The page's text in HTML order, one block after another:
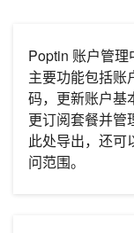
Poptin 账户管理
主要功能包括账
码，更新账户基
更订阅套餐并管
此处导出，还可
问范围。